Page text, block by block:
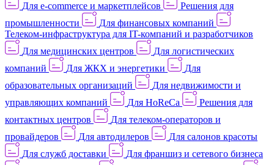
Для e-commerce и маркетплейсов
Решения для
промышленности
Для финансовых компаний
Телеком-инфраструктура для IT-компаний и разработчиков
Для медицинских центров
Для логистических
компаний
Для ЖКХ и энергетики
Для
образовательных организаций
Для недвижимости и
управляющих компаний
Для HoReCa
Решения для
контактных центров
Для телеком-операторов и
провайдеров
Для автодилеров
Для салонов красоты
Для служб доставки
Для франшиз и сетевого бизнеса